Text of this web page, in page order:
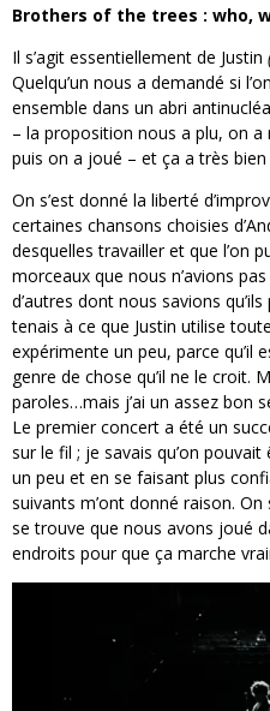
Brothers of the trees : who,
Il s’agit essentiellement de Justin
Quelqu’un nous a demandé si
ensemble dans un abri
– la proposition nous a plu, on
puis on a joué – et ça a très
On s’est donné la liberté
certaines chansons choisies
desquelles travailler et que l’on
morceaux que nous n’avions
d’autres dont nous savions
tenais à ce que Justin utilise
expérimente un peu, parce qu’il
genre de chose qu’il ne le croit.
paroles…mais j’ai un assez bon
Le premier concert a été un
sur le fil ; je savais qu’on
un peu et en se faisant plus
suivants m’ont donné raison.
se trouve que nous avons joué
endroits pour que ça marche